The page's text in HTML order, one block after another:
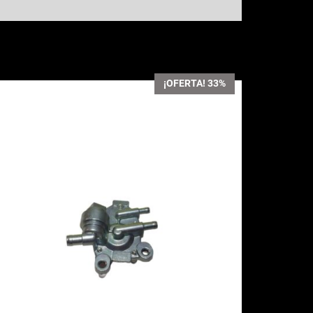
¡OFERTA! 33%